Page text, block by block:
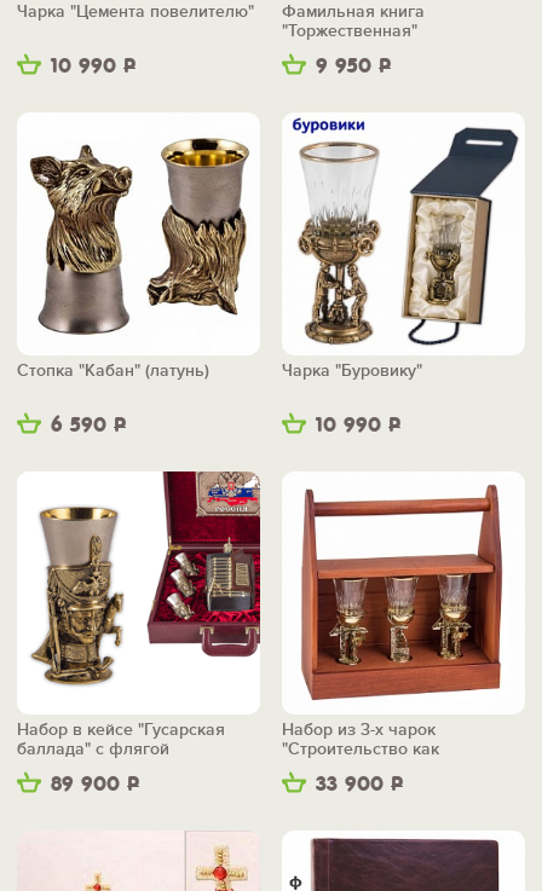
10 990 Р
Чарка "Цемента повелителю"
9 950 Р
Фамильная книга
"Торжественная"
6 590 Р
Стопка "Кабан" (латунь)
10 990 Р
Чарка "Буровику"
89 900 Р
Набор в кейсе "Гусарская
баллада" с флягой
33 900 Р
Набор из 3-х чарок
"Строительство как
искусство" в ящике